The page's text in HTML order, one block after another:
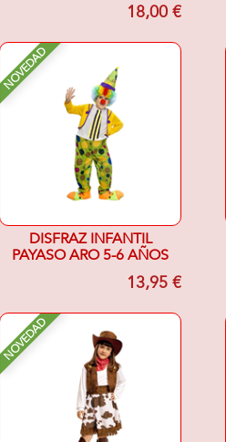
18,00 €
NOVEDAD
DISFRAZ INFANTIL
PAYASO ARO 5-6 AÑOS
13,95 €
NOVEDAD